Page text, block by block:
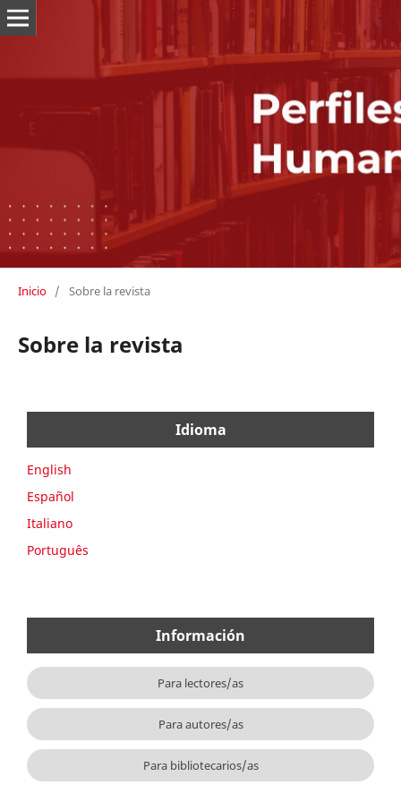
Inicio / Sobre la revista
Sobre la revista
Idioma
English
Español
Italiano
Português
Información
Para lectores/as
Para autores/as
Para bibliotecarios/as